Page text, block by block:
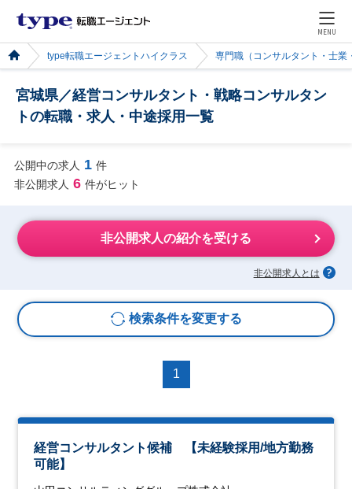
MENU
type転職エージェントハイクラス 専門職（コンサルタント・士業
宮城県／経営コンサルタント・戦略コンサルタン
トの転職・求人・中途採用一覧
公開中の求人 1 件
非公開求人 6 件がヒット
非公開求人の紹介を受ける
非公開求人とは
検索条件を変更する
1
経営コンサルタント候補 【未経験採用/地方勤務
可能】